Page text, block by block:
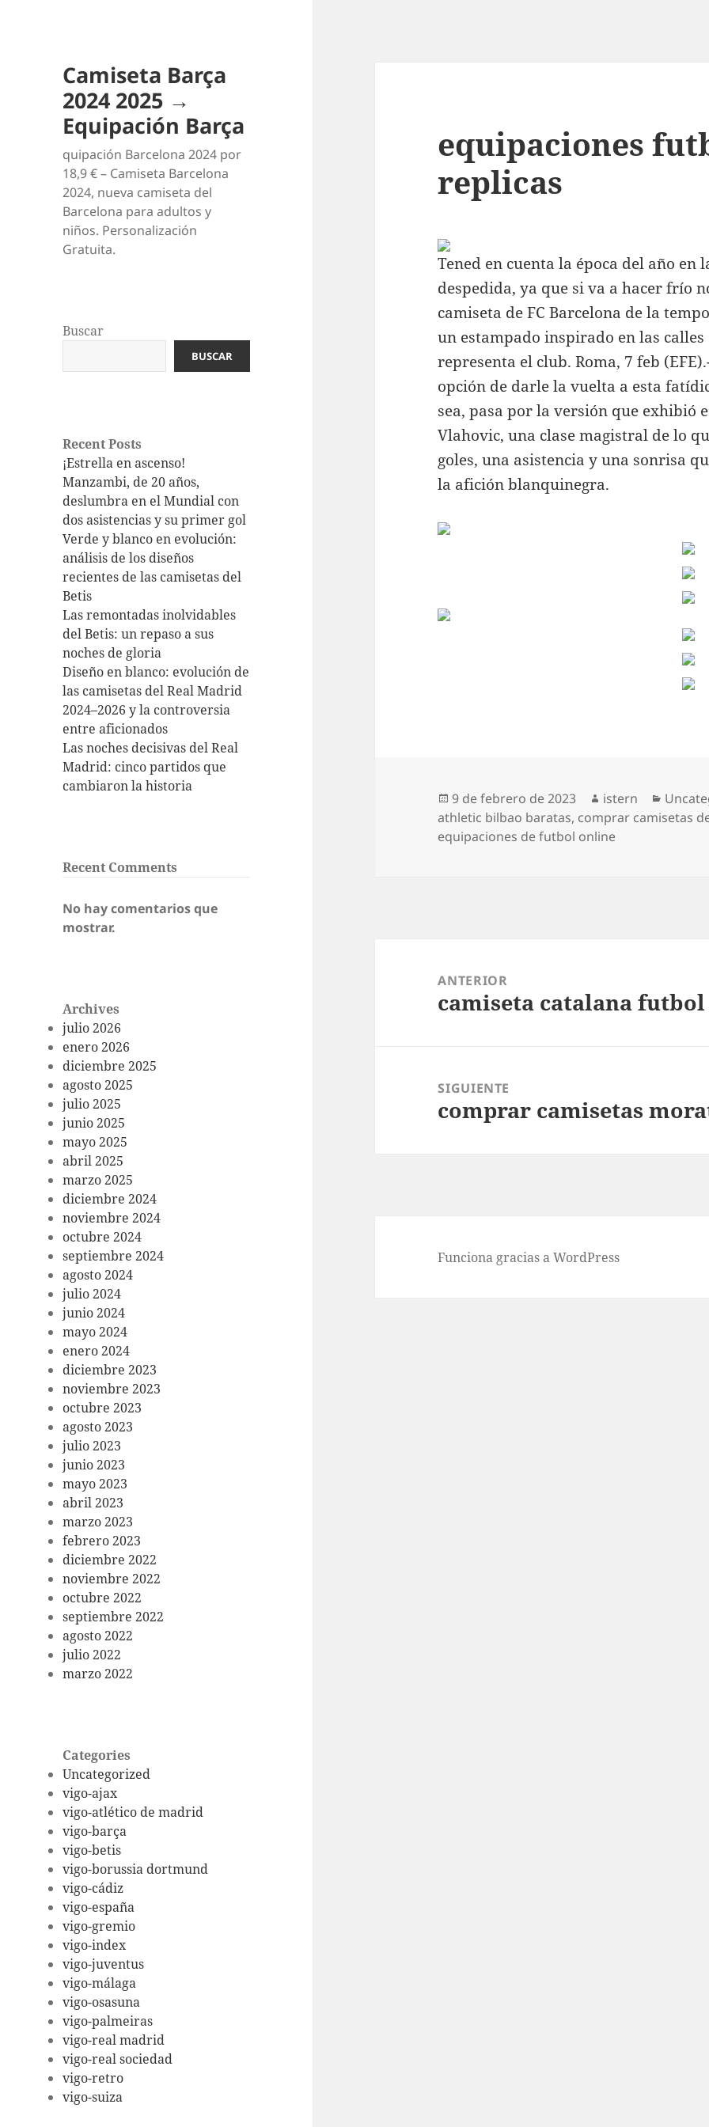
Camiseta Barça
2024 2025 →
Equipación Barça
quipación Barcelona 2024 por
18,9 € – Camiseta Barcelona
2024, nueva camiseta del
Barcelona para adultos y
niños. Personalización
Gratuita.
Buscar
BUSCAR
Recent Posts
¡Estrella en ascenso!
Manzambi, de 20 años,
deslumbra en el Mundial con
dos asistencias y su primer gol
Verde y blanco en evolución:
análisis de los diseños
recientes de las camisetas del
Betis
Las remontadas inolvidables
del Betis: un repaso a sus
noches de gloria
Diseño en blanco: evolución de
las camisetas del Real Madrid
2024–2026 y la controversia
entre aficionados
Las noches decisivas del Real
Madrid: cinco partidos que
cambiaron la historia
Recent Comments
No hay comentarios que
mostrar.
Archives
julio 2026
enero 2026
diciembre 2025
agosto 2025
julio 2025
junio 2025
mayo 2025
abril 2025
marzo 2025
diciembre 2024
noviembre 2024
octubre 2024
septiembre 2024
agosto 2024
julio 2024
junio 2024
mayo 2024
enero 2024
diciembre 2023
noviembre 2023
octubre 2023
agosto 2023
julio 2023
junio 2023
mayo 2023
abril 2023
marzo 2023
febrero 2023
diciembre 2022
noviembre 2022
octubre 2022
septiembre 2022
agosto 2022
julio 2022
marzo 2022
Categories
Uncategorized
vigo-ajax
vigo-atlético de madrid
vigo-barça
vigo-betis
vigo-borussia dortmund
vigo-cádiz
vigo-españa
vigo-gremio
vigo-index
vigo-juventus
vigo-málaga
vigo-osasuna
vigo-palmeiras
vigo-real madrid
vigo-real sociedad
vigo-retro
vigo-suiza
equipaciones
replicas
Tened en cuenta la época del año en
despedida, ya que si va a hacer frío
camiseta de FC Barcelona de la
un estampado inspirado en las
representa el club. Roma, 7 feb
opción de darle la vuelta a esta
sea, pasa por la versión que exhibió
Vlahovic, una clase magistral de lo
goles, una asistencia y una sonrisa
la afición blanquinegra.
Publicado
el
9 de febrero de 2023 Autor
istern
athletic bilbao baratas, comprar camisetas
equipaciones de futbol online
entradas
ANTERIOR
Entrada
camiseta catalana futbol
SIGUIENTE
Entrada
comprar camisetas
Funciona gracias a WordPress